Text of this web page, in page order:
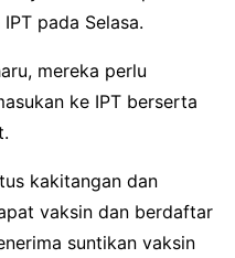
pada Selasa.
mereka perlu
ke IPT berserta
kakitangan dan
vaksin dan berdaftar
suntikan vaksin